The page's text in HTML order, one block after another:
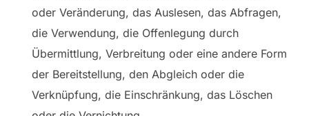
oder Veränderung, das Auslesen, das Abfragen,
die Verwendung, die Offenlegung durch
Übermittlung, Verbreitung oder eine andere Form
der Bereitstellung, den Abgleich oder die
Verknüpfung, die Einschränkung, das Löschen